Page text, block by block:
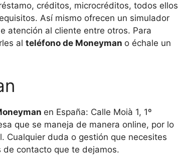
créditos, microcréditos, todos ellos
Así mismo ofrecen un simulador
atención al cliente entre otros. Para
al teléfono de Moneyman o échale un
en España: Calle Moià 1, 1º
que se maneja de manera online, por lo
Cualquier duda o gestión que necesites
contacto que te dejamos.